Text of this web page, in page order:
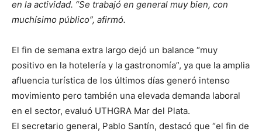
en la actividad. “Se trabajó en general muy bien, con
muchísimo público”, afirmó.
El fin de semana extra largo dejó un balance “muy
positivo en la hotelería y la gastronomía”, ya que la amplia
afluencia turística de los últimos días generó intenso
movimiento pero también una elevada demanda laboral
en el sector, evaluó UTHGRA Mar del Plata.
El secretario general, Pablo Santín, destacó que “el fin de